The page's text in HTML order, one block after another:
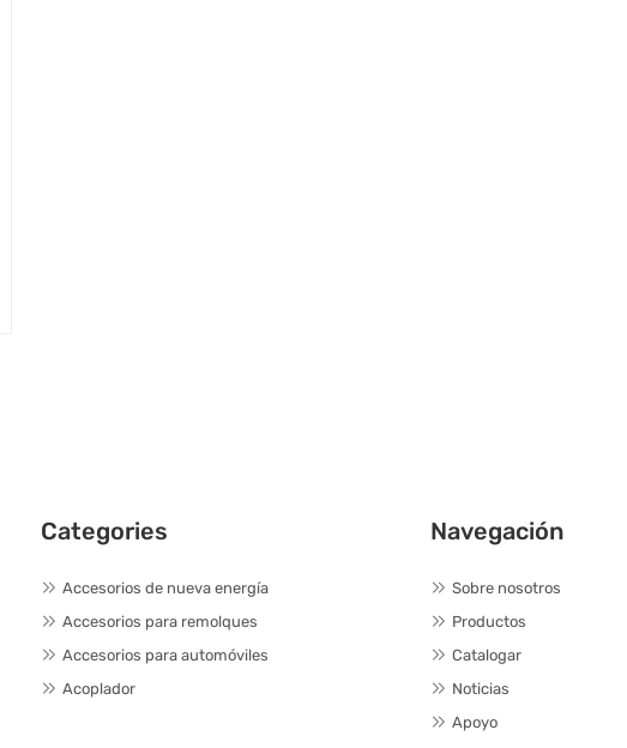
Categories
Accesorios de nueva energía
Accesorios para remolques
Accesorios para automóviles
Acoplador
Navegación
Sobre nosotros
Productos
Catalogar
Noticias
Apoyo